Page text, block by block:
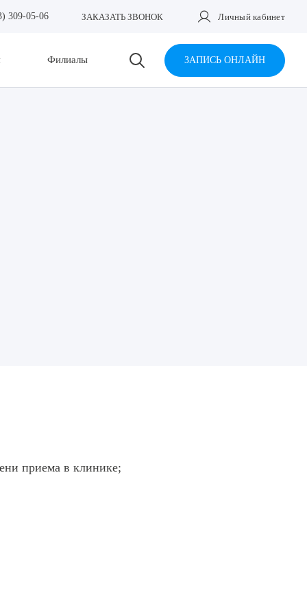
309-05-06 ЗАКАЗАТЬ ЗВОНОК Личный кабинет
Филиалы ЗАПИСЬ ОНЛАЙН
приема в клинике;